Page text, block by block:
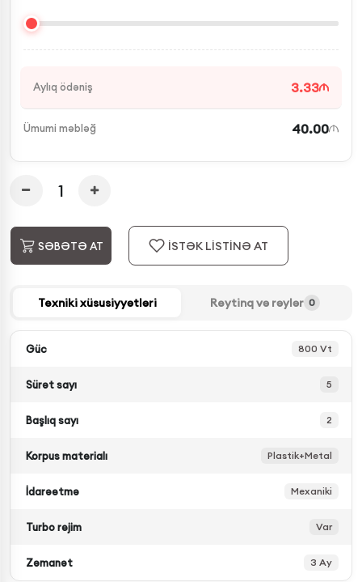
Aylıq ödəniş 3.33
Ümumi məbləğ 40.00
SƏBƏTƏ AT İSTƏK LİSTİNƏ AT
Texniki xüsusiyyətləri Reytinq və rəylər 0
Güc 800 Vt
Sürət sayı 5
Başlıq sayı 2
Korpus materialı Plastik+Metal
İdarəetmə Mexaniki
Turbo rejim Var
Zəmanət 3 Ay